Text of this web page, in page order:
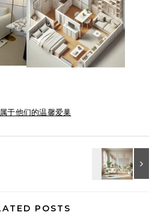
于他们的温馨爱巢
POSTS